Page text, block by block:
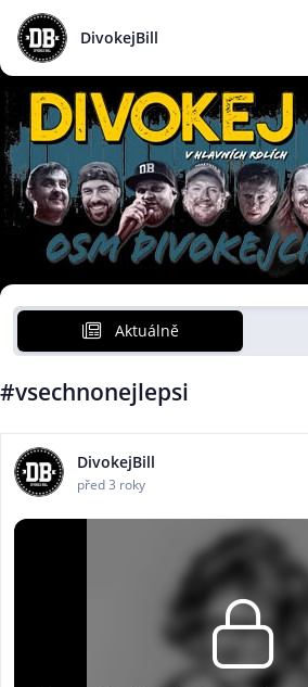
DivokejBill
Aktuálně
#vsechnonejlepsi
DivokejBill
před 3 roky